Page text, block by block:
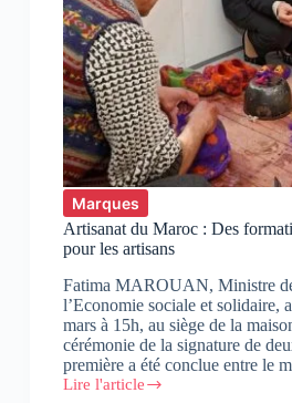
Marques
Artisanat du Maroc : Des
pour les artisans
Fatima MAROUAN, Ministre
l’Economie sociale et solidaire,
mars à 15h, au siège de la
cérémonie de la signature de
première a été conclue entre le
Lire l'article
Artisanat